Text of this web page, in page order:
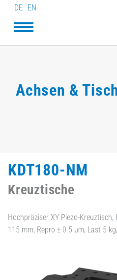
DE EN
Achsen &
KDT180-NM
Kreuztische
Hochpräziser XY Piezo-
115 mm, Repro ± 0.5 µm, Last 5